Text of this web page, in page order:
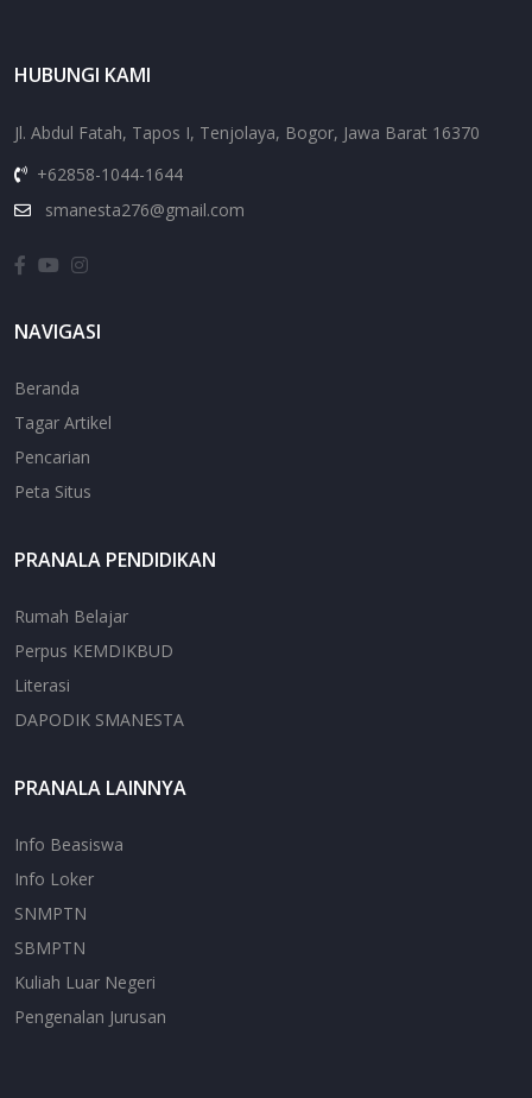
HUBUNGI KAMI
Jl. Abdul Fatah, Tapos I, Tenjolaya, Bogor, Jawa Barat 16370
+62858-1044-1644
smanesta276@gmail.com
NAVIGASI
Beranda
Tagar Artikel
Pencarian
Peta Situs
PRANALA PENDIDIKAN
Rumah Belajar
Perpus KEMDIKBUD
Literasi
DAPODIK SMANESTA
PRANALA LAINNYA
Info Beasiswa
Info Loker
SNMPTN
SBMPTN
Kuliah Luar Negeri
Pengenalan Jurusan